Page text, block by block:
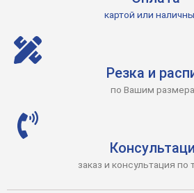
картой или
Резка и
по Вашим
заказ и консультация по